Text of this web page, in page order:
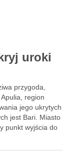
uroki
przygoda,
region
jego ukrytych
jest Bari. Miasto
punkt wyjścia do
malowniczych